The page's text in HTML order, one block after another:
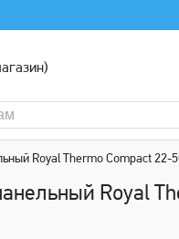
Royal Thermo Compact 22-
Royal